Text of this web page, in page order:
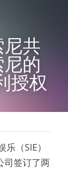
共
的
授权
（SIE）
司签订了两